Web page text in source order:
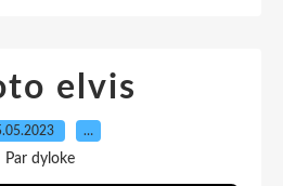
elvis
…
Par dyloke